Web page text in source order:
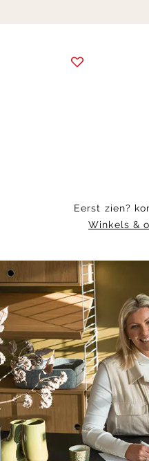
Eerst zien?
Winkels &